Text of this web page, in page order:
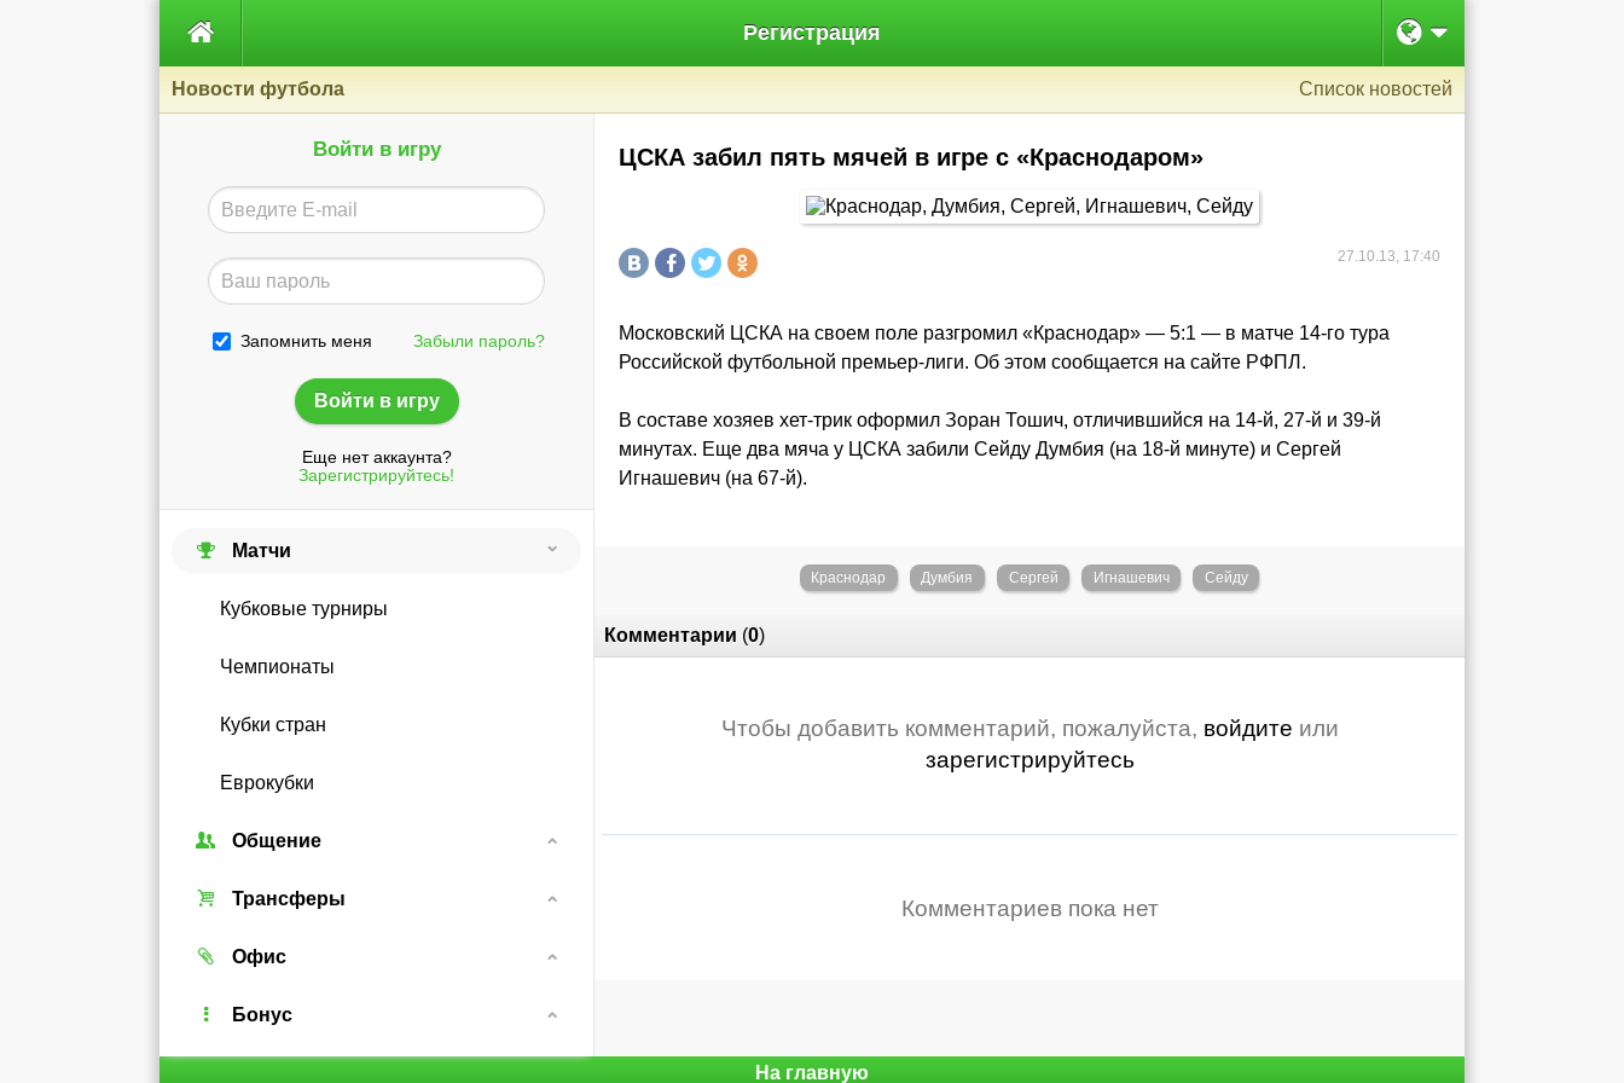
 Регистрация
Новости футбола Список новостей
Войти в игру
Запомнить меня Забыли пароль?
Еще нет аккаунта?
Зарегистрируйтесь!
Матчи
Кубковые турниры
Чемпионаты
Кубки стран
Еврокубки
Общение
Союзы
Форум
Чат
Трансферы
Трансферный рынок
Реальные игроки
Офис
Легенды
Бонус
ЦСКА забил пять мячей в игре с «Краснодаром»
27.10.13, 17:40
Московский ЦСКА на своем поле разгромил «Краснодар» — 5:1 — в матче 14-го тура
Российской футбольной премьер-лиги. Об этом сообщается на сайте РФПЛ.
В составе хозяев хет-трик оформил Зоран Тошич, отличившийся на 14-й, 27-й и 39-й
минутах. Еще два мяча у ЦСКА забили Сейду Думбия (на 18-й минуте) и Сергей
Игнашевич (на 67-й).
Краснодар Думбия Сергей Игнашевич Сейду
Комментарии (0)
Чтобы добавить комментарий, пожалуйста, войдите или
зарегистрируйтесь
Комментариев пока нет
На главную